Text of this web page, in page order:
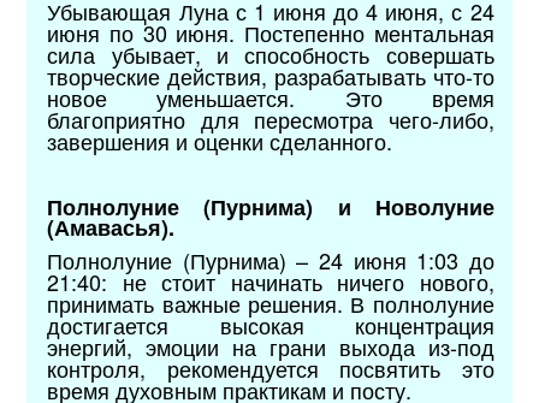
Убывающая Луна с 1 июня до 4 июня, с 24
июня по 30 июня. Постепенно ментальная
сила убывает, и способность совершать
творческие действия, разрабатывать что-то
новое уменьшается. Это время
благоприятно для пересмотра чего-либо,
завершения и оценки сделанного.
Полнолуние (Пурнима) и Новолуние
(Амавасья).
Полнолуние (Пурнима) – 24 июня 1:03 до
21:40: не стоит начинать ничего нового,
принимать важные решения. В полнолуние
достигается высокая концентрация
энергий, эмоции на грани выхода из-под
контроля, рекомендуется посвятить это
время духовным практикам и посту.